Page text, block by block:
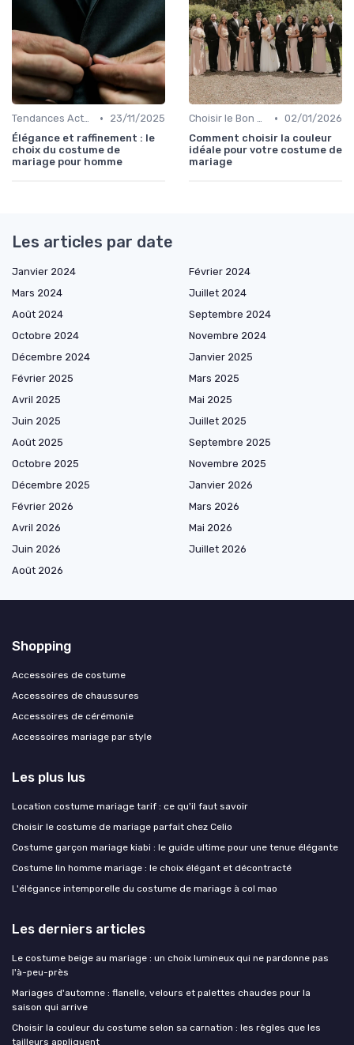
Tendances Actuelles •
23/11/2025
Élégance et raffinement : le
choix du costume de
mariage pour homme
Choisir le Bon Costume • 02/01/2026
Comment choisir la couleur
idéale pour votre costume de
mariage
Les articles par date
Janvier 2024
Février 2024
Mars 2024
Juillet 2024
Août 2024
Septembre 2024
Octobre 2024
Novembre 2024
Décembre 2024
Janvier 2025
Février 2025
Mars 2025
Avril 2025
Mai 2025
Juin 2025
Juillet 2025
Août 2025
Septembre 2025
Octobre 2025
Novembre 2025
Décembre 2025
Janvier 2026
Février 2026
Mars 2026
Avril 2026
Mai 2026
Juin 2026
Juillet 2026
Août 2026
Shopping
Accessoires de costume
Accessoires de chaussures
Accessoires de cérémonie
Accessoires mariage par style
Les plus lus
Location costume mariage tarif : ce qu'il faut savoir
Choisir le costume de mariage parfait chez Celio
Costume garçon mariage kiabi : le guide ultime pour une tenue élégante
Costume lin homme mariage : le choix élégant et décontracté
L'élégance intemporelle du costume de mariage à col mao
Les derniers articles
Le costume beige au mariage : un choix lumineux qui ne pardonne pas
l'à-peu-près
Mariages d'automne : flanelle, velours et palettes chaudes pour la
saison qui arrive
Choisir la couleur du costume selon sa carnation : les règles que les
tailleurs appliquent